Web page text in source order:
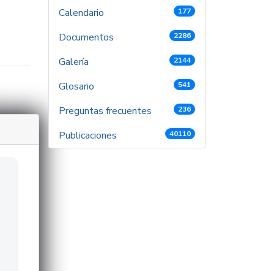
Calendario
177
Documentos 2286
Galería 2144
Glosario 541
Preguntas frecuentes 236
Publicaciones 40110